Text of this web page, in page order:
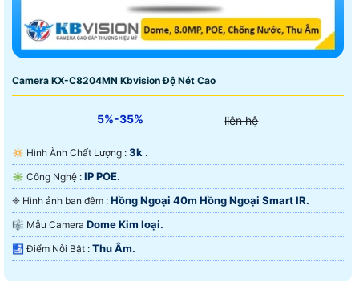
Camera KX-C8204MN Kbvision Độ Nét Cao
5%-35% liên hệ
🔅 Hình Ành Chất Lượng : 3k .
✳️ Công Nghệ : IP POE.
❈ Hình ảnh ban đêm : Hồng Ngoại 40m Hồng Ngoại Smart IR.
🎼️ Mẫu Camera Dome Kim loại.
️🛃 Điểm Nỗi Bật : Thu Âm.